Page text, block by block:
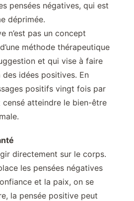
pensées négatives, qui est
déprimée.
n’est pas un concept
méthode thérapeutique
et qui vise à faire
idées positives. En
positifs vingt fois par
censé atteindre le bien-être
directement sur le corps.
les pensées négatives
et la paix, on se
la pensée positive peut